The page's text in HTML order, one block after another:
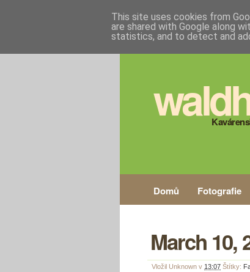
Domů Fotografie
March 10,
Vložil Unknown v 13:07 Štítky:
This site uses cookies from
are shared with Google along
statistics, and to detect and